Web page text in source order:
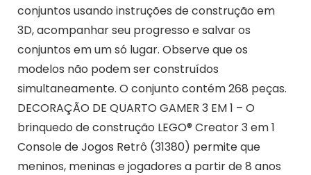
conjuntos usando instruções de construção em
3D, acompanhar seu progresso e salvar os
conjuntos em um só lugar. Observe que os
modelos não podem ser construídos
simultaneamente. O conjunto contém 268 peças.
DECORAÇÃO DE QUARTO GAMER 3 EM 1 – O
brinquedo de construção LEGO® Creator 3 em 1
Console de Jogos Retrô (31380) permite que
meninos, meninas e jogadores a partir de 8 anos